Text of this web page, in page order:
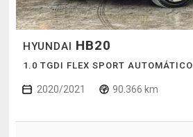
HYUNDAI HB20
1.0 TGDI FLEX SPORT AUTOMÁTICO
2020/2021 90.366 km